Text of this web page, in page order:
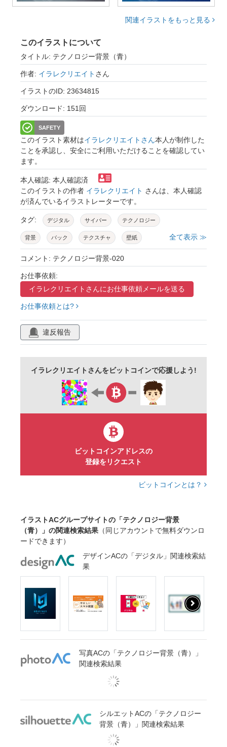
関連イラストをもっと見る
このイラストについて
タイトル: テクノロジー背景（青）
作者: イラレクリエイト さん
イラストのID: 23634815
ダウンロード: 151回
SAFETY
このイラスト素材はイラレクリエイトさん本人が制作した
ことを承認し、安全にご利用いただけることを確認してい
ます。
本人確認: 本人確認済
このイラストの作者 イラレクリエイト さんは、本人確認
が済んでいるイラストレーターです。
タグ: デジタル サイバー テクノロジー
背景 バック テクスチャ 壁紙
かっこいい クール ブルー
全て表示 ≫
コメント: テクノロジー背景-020
お仕事依頼:
イラレクリエイトさんにお仕事依頼メールを送る
お仕事依頼とは?
違反報告
イラレクリエイトさんをビットコインで応援しよう!
ビットコインアドレスの
登録をリクエスト
ビットコインとは？
イラストACグループサイトの「テクノロジー背景
（青）」の関連検索結果 （同じアカウントで無料ダウンロ
ードできます）
デザインACの「デジタル」関連検索結
果
写真ACの「テクノロジー背景（青）」
関連検索結果
シルエットACの「テクノロジー
背景（青）」関連検索結果